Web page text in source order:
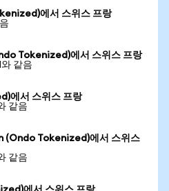
에서 스위스 프랑
Tokenized)에서 스위스 프랑
같음
에서 스위스 프랑
같음
Tokenized)에서 스위스
같음